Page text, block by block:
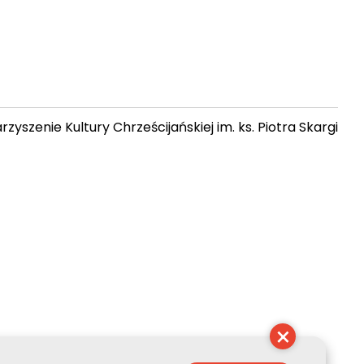
Kultury Chrześcijańskiej im. ks. Piotra Skargi
×